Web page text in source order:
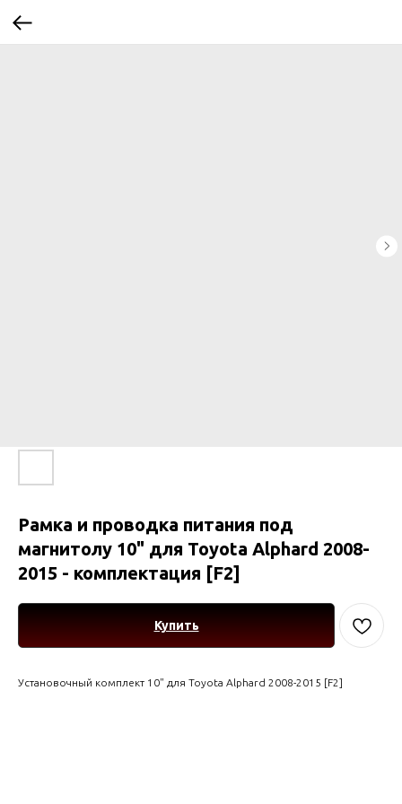
Рамка и проводка питания под
магнитолу 10" для Toyota Alphard 2008-
2015 - комплектация [F2]
Купить
Установочный комплект 10" для Toyota Alphard 2008-2015 [F2]